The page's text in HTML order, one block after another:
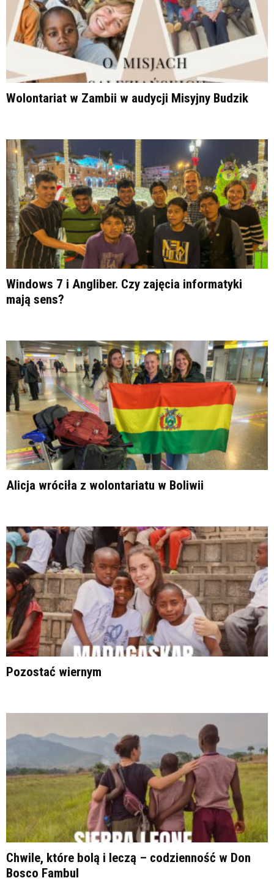
Wolontariat w Zambii w audycji Misyjny Budzik
Windows 7 i Angliber. Czy zajęcia informatyki
mają sens?
Alicja wróciła z wolontariatu w Boliwii
Pozostać wiernym
Chwile, które bolą i leczą – codzienność w Don
Bosco Fambul